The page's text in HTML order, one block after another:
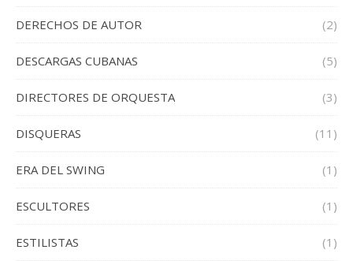
DERECHOS DE AUTOR (2)
DESCARGAS CUBANAS (5)
DIRECTORES DE ORQUESTA (3)
DISQUERAS (11)
ERA DEL SWING (1)
ESCULTORES (1)
ESTILISTAS (1)